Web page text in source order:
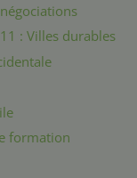
: Villes durables
formation